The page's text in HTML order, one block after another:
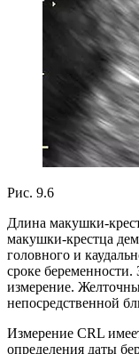
Рис. 9.6
Длина макушки-
макушки-крестца
головного и
сроке
измерение.
непосредственной
Измерение CRL
определения даты